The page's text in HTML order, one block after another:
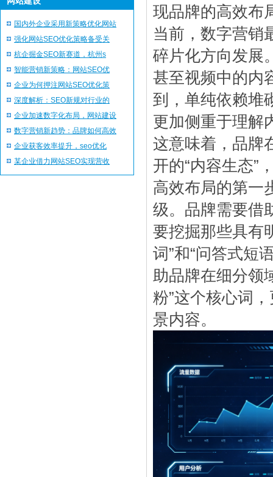
国内外企业采用新策略优化网站
强化网站SEO优化策略备受关
杭企掘金SEO新赛道，杭州s
智能营销新策略：网站SEO优
企业为何押注网站SEO优化策
深度解析：SEO新规对行业的
企业加速数字化布局，网站建设
数字营销新趋势：品牌如何高效
企业获客效率提升，seo优化
某企业借力网站SEO实现营收
现品牌的高效布
当前，数字营销
碎片化方向发展
甚至视频中的内
到，单纯依赖堆
更加侧重于理解
这意味着，品牌
开的“内容生态”
高效布局的第一
级。品牌需要借
要挖掘那些具有
词”和“问答式短
助品牌在细分领
粉”这个核心词
景内容。